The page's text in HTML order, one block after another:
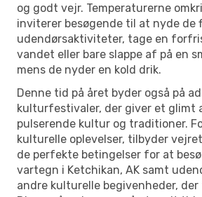
og godt vejr. Temperaturerne
inviterer besøgende til at nyde de
udendørsaktiviteter, tage en
vandet eller bare slappe af på en
mens de nyder en kold drik.
Denne tid på året byder også på
kulturfestivaler, der giver et glimt
pulserende kultur og traditioner.
kulturelle oplevelser, tilbyder
de perfekte betingelser for at
vartegn i Ketchikan, AK samt
andre kulturelle begivenheder,